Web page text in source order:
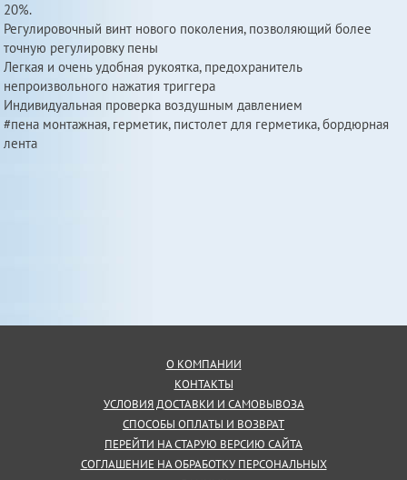
20%.
Регулировочный винт нового поколения, позволяющий более
точную регулировку пены
Легкая и очень удобная рукоятка, предохранитель
непроизвольного нажатия триггера
Индивидуальная проверка воздушным давлением
#пена монтажная, герметик, пистолет для герметика, бордюрная
лента
О КОМПАНИИ
КОНТАКТЫ
УСЛОВИЯ ДОСТАВКИ И САМОВЫВОЗА
СПОСОБЫ ОПЛАТЫ И ВОЗВРАТ
ПЕРЕЙТИ НА СТАРУЮ ВЕРСИЮ САЙТА
СОГЛАШЕНИЕ НА ОБРАБОТКУ ПЕРСОНАЛЬНЫХ